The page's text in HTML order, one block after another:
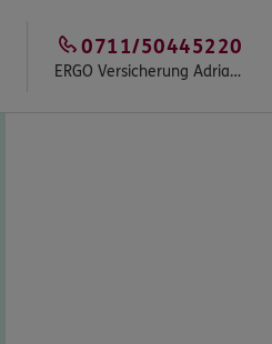
ERGO Versicherung Adriano Paradiso
0711/50445220